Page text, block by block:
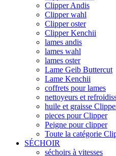
Clipper Andis
Clipper wahl
Clipper oster
Clipper Kenchii
lames andis
lames wahl
lames oster
Lame Geib Buttercut
Lame Kenchii
coffrets pour lames
nettoyeurs et
huile et graisse
pieces pour Clipper
Peigne pour clipper
Toute la catégorie
SÉCHOIR
séchoirs à vitesses